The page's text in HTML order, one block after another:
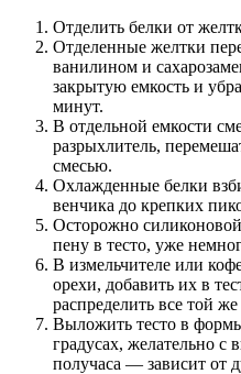
Отделить белки от
Отделенные желтки
ванилином и
закрытую емкость и
минут.
В отдельной емкости
разрыхлитель,
смесью.
Охлажденные белки
венчика до крепких
Осторожно
пену в тесто, уже
В измельчителе или
орехи, добавить их в
распределить все той
Выложить тесто в
градусах, желательно с
получаса — зависит от